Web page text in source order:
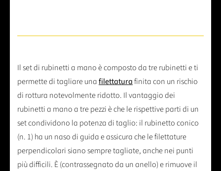
Il set di rubinetti a mano è composto da tre rubinetti e ti
permette di tagliare unafilettaturafinita con un rischio
di rottura notevolmente ridotto. Il vantaggio dei
rubinetti a mano a tre pezzi è che le rispettive parti di un
set condividono la potenza di taglio: il rubinetto conico
(n. 1) ha un naso di guida e assicura che le filettature
perpendicolari siano sempre tagliate, anche nei punti
più difficili. È (contrassegnato da un anello) e rimuove il